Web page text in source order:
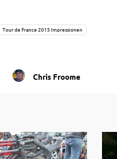
einige Impressionen der
2015.
Tour de France 2015 Impressionen
Chris Froome